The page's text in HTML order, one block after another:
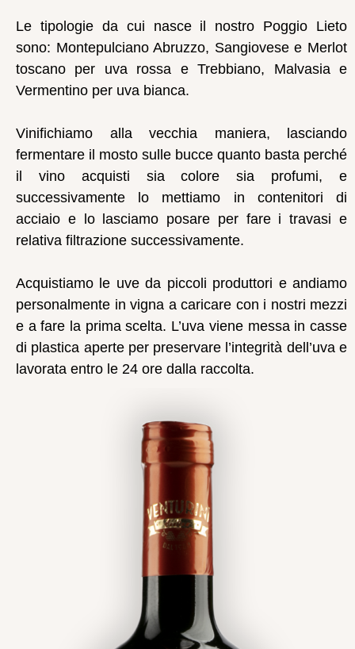
Le tipologie da cui nasce il nostro Poggio Lieto
sono: Montepulciano Abruzzo, Sangiovese e Merlot
toscano per uva rossa e Trebbiano, Malvasia e
Vermentino per uva bianca.
Vinifichiamo alla vecchia maniera, lasciando
fermentare il mosto sulle bucce quanto basta perché
il vino acquisti sia colore sia profumi, e
successivamente lo mettiamo in contenitori di
acciaio e lo lasciamo posare per fare i travasi e
relativa filtrazione successivamente.
Acquistiamo le uve da piccoli produttori e andiamo
personalmente in vigna a caricare con i nostri mezzi
e a fare la prima scelta. L’uva viene messa in casse
di plastica aperte per preservare l’integrità dell’uva e
lavorata entro le 24 ore dalla raccolta.